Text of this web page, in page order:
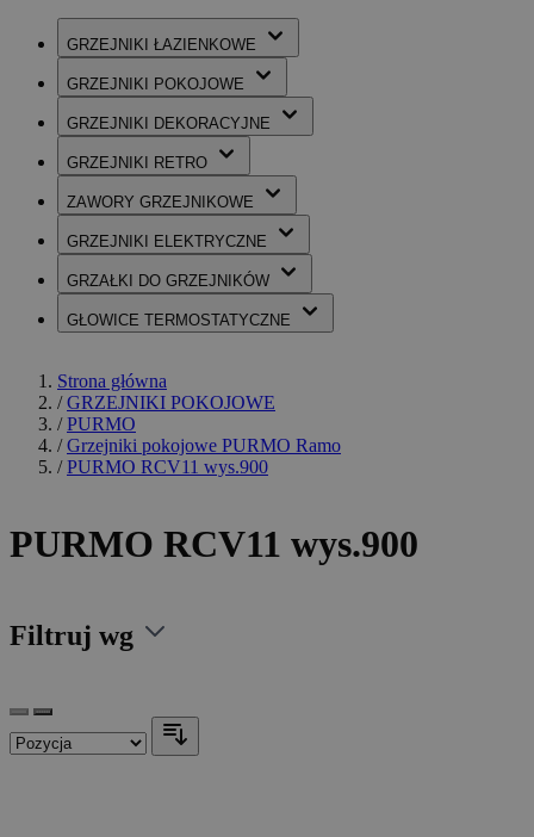
GRZEJNIKI ŁAZIENKOWE
GRZEJNIKI POKOJOWE
GRZEJNIKI DEKORACYJNE
GRZEJNIKI RETRO
ZAWORY GRZEJNIKOWE
GRZEJNIKI ELEKTRYCZNE
GRZAŁKI DO GRZEJNIKÓW
GŁOWICE TERMOSTATYCZNE
Strona główna
/ GRZEJNIKI POKOJOWE
/ PURMO
/ Grzejniki pokojowe PURMO Ramo
/ PURMO RCV11 wys.900
PURMO RCV11 wys.900
Filtruj wg